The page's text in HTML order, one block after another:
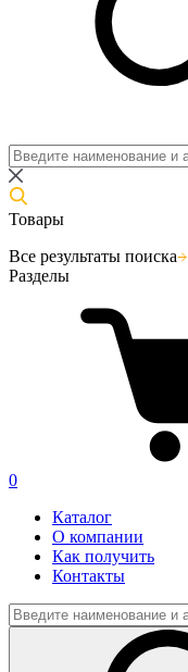
Товары
Все результаты поиска
Разделы
0
Каталог
О компании
Как получить
Контакты